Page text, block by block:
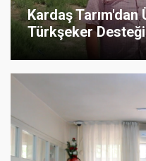
Kardaş Tarım'dan
Türkşeker